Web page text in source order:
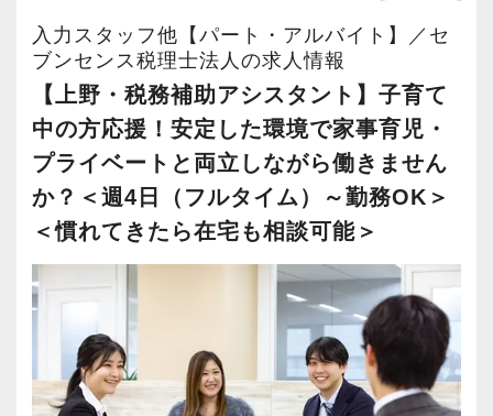
入力スタッフ他【パート・アルバイト】／セ
ブンセンス税理士法人の求人情報
【上野・税務補助アシスタント】子育て
中の方応援！安定した環境で家事育児・
プライベートと両立しながら働きません
か？＜週4日（フルタイム）～勤務OK＞
＜慣れてきたら在宅も相談可能＞